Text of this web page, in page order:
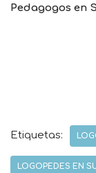
Pedagogos en
Etiquetas:
LOGOPEDES EN